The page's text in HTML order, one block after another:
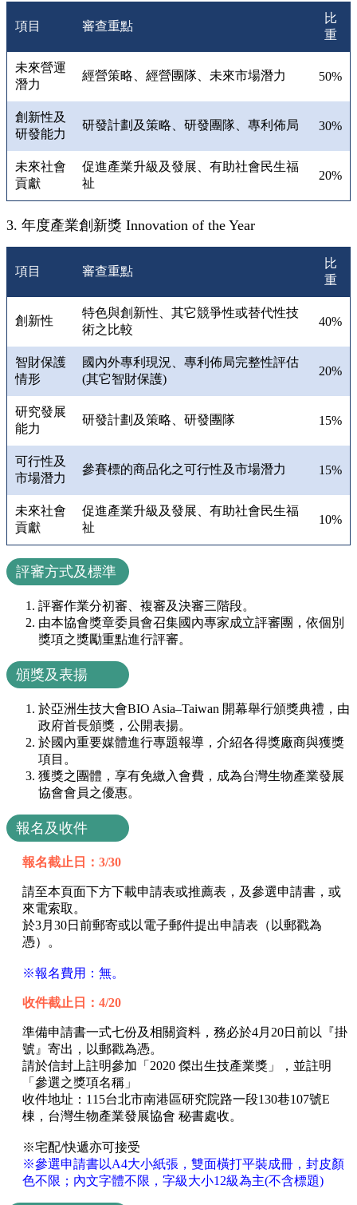
項目 審查重點
比
重
未來營運
潛力
經營策略、經營團隊、未來市場潛力 50%
創新性及
研發能力
研發計劃及策略、研發團隊、專利佈局 30%
未來社會
貢獻
促進產業升級及發展、有助社會民生福
祉
20%
3. 年度產業創新獎 Innovation of the Year
項目 審查重點
比
重
創新性
特色與創新性、其它競爭性或替代性技
術之比較
40%
智財保護
情形
國內外專利現況、專利佈局完整性評估
(其它智財保護)
20%
研究發展
能力
研發計劃及策略、研發團隊 15%
可行性及
市場潛力
參賽標的商品化之可行性及市場潛力 15%
未來社會
貢獻
促進產業升級及發展、有助社會民生福
祉
10%
評審方式及標準
評審作業分初審、複審及決審三階段。
由本協會獎章委員會召集國內專家成立評審團，依個別
獎項之獎勵重點進行評審。
頒獎及表揚
於亞洲生技大會BIO Asia–Taiwan 開幕舉行頒獎典禮，由
政府首長頒獎，公開表揚。
於國內重要媒體進行專題報導，介紹各得獎廠商與獲獎
項目。
獲獎之團體，享有免繳入會費，成為台灣生物產業發展
協會會員之優惠。
報名及收件
報名截止日：3/30
請至本頁面下方下載申請表或推薦表，及參選申請書，或
來電索取。
於3月30日前郵寄或以電子郵件提出申請表（以郵戳為
憑）。
※報名費用：無。
收件截止日：4/20
準備申請書一式七份及相關資料，務必於4月20日前以『掛
號』寄出，以郵戳為憑。
請於信封上註明參加「2020 傑出生技產業獎」，並註明
「參選之獎項名稱」
收件地址：​115台北市南港區研究院路一段130巷107號E
棟，台灣生物產業發展協會 秘書處收。
※宅配/快遞亦可接受
※參選申請書以A4大小紙張，雙面橫打平裝成冊，封皮顏
色不限；內文字體不限，字級大小12級為主(不含標題)